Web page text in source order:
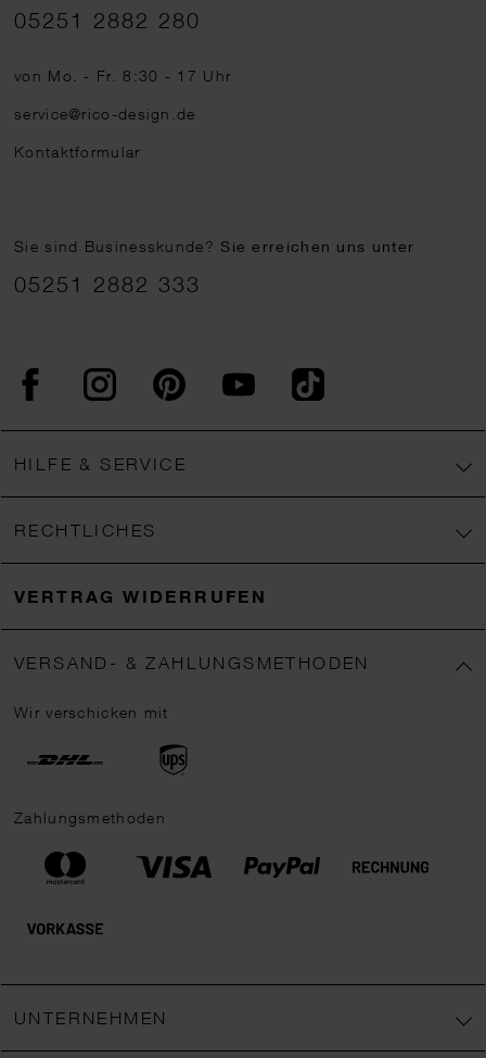
Telefonnummer
05251 2882 280
von Mo. - Fr. 8:30 - 17 Uhr
service@rico-design.de
Kontaktformular
Sie sind Businesskunde?Sie erreichen uns unter
05251 2882 333
FacebookInstagram PinterestYouTubeTikTok
HILFE & SERVICE
RECHTLICHES
VERTRAG WIDERRUFEN
VERSAND- & ZAHLUNGSMETHODEN
Wir verschicken mit
Zahlungsmethoden
UNTERNEHMEN